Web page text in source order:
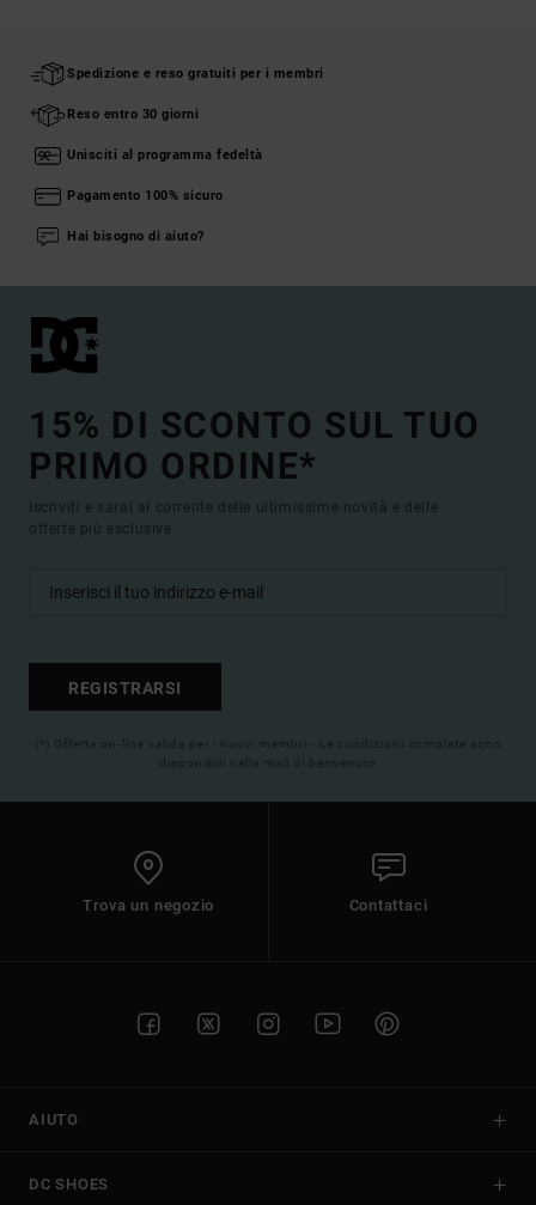
Spedizione e reso gratuiti per i membri
Reso entro 30 giorni
Unisciti al programma fedeltà
Pagamento 100% sicuro
Hai bisogno di aiuto?
15% DI SCONTO SUL TUO
PRIMO ORDINE*
Iscriviti e sarai al corrente delle ultimissime novità e delle
offerte più esclusive.
REGISTRARSI
(*) Offerta on-line valida per i nuovi membri - Le condizioni complete sono
disponibili nella mail di benvenuto
Trova un negozio Contattaci
AIUTO
DC SHOES